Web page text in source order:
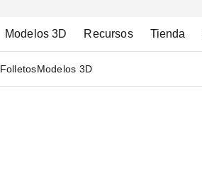
Modelos 3D Recursos Tienda
FolletosModelos 3D